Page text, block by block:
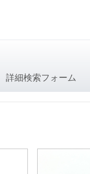
詳細検索フォーム